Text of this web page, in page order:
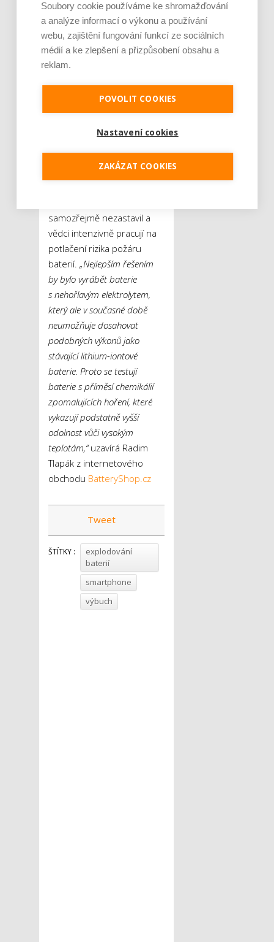
Moderní
technologie zvýší
bezpečnost baterií
dokonce explodující baterie
jsou pro výrobce mobilních
problémem – už jen proto,
že neustále rostou nároky
uživatelů na výdrž při
samozřejmě nezastavil a
vědci intenzivně pracují na
potlačení rizika požáru
baterií. „Nejlepším řešením
by bylo vyrábět baterie
s nehořlavým elektrolytem,
který ale v současné době
neumožňuje dosahovat
podobných výkonů jako
stávající lithium-iontové
baterie. Proto se testují
baterie s příměsí chemikálií
zpomalujících hoření, které
vykazují podstatně vyšší
odolnost vůči vysokým
teplotám,“uzavírá Radim
Tlapák z internetového
obchodu BatteryShop.cz
Tweet
ŠTÍTKY :
explodování
baterií
smartphone
výbuch
Soubory cookie používáme ke shromažďování
a analýze informací o výkonu a používání
webu, zajištění fungování funkcí ze sociálních
médií a ke zlepšení a přizpůsobení obsahu a
reklam.
POVOLIT COOKIES
Nastavení cookies
ZAKÁZAT COOKIES